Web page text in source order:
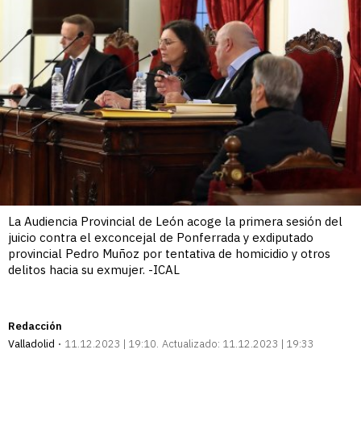
La Audiencia Provincial de León acoge la primera sesión del
juicio contra el exconcejal de Ponferrada y exdiputado
provincial Pedro Muñoz por tentativa de homicidio y otros
delitos hacia su exmujer. -ICAL
Redacción
Valladolid
11.12.2023 | 19:10 Actualizado: 11.12.2023 | 19:33